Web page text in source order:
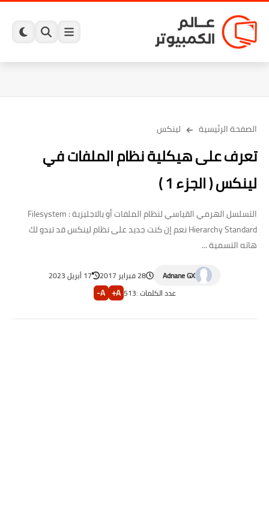
الصفحة الرئيسية لينكس
تعرف على هيكلية نظام الملفات في
لينكس ( الجزء 1 )
التسلسل الهرمي القياسي لنظام الملفات أو بالاجليزية : Filesystem
Hierarchy Standard نعم إن كنت جديد على نظام لينكس قد تبدو لك
هاته التسمية ...
Adnane GX 28 فبراير 2017
17 أبريل 2023
عدد الكلمات :513
A+
A-